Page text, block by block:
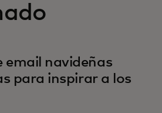
email navideñas
para inspirar a los